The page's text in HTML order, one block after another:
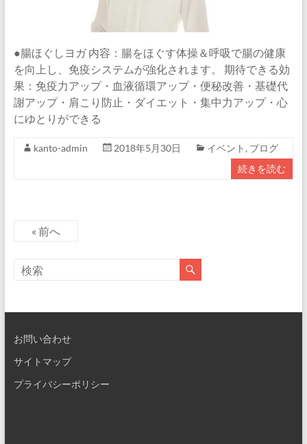
●腸ほぐしヨガ 内容：腸をほぐす体操＆呼吸で腸の健康
を向上し、免疫システムが強化されます。 期待できる効
果：免疫力アップ・血液循環アップ・便秘改善・基礎代
謝アップ・肩こり防止・ダイエット・集中力アップ・心
にゆとりができる
kanto-admin 2018年5月30日 イベント , ブログ
続きを読む
« 前へ
お問い合わせ
サイトマップ
プライバシーポリシー